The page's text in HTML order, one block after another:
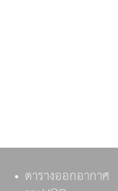
ตารางออกอากาศ